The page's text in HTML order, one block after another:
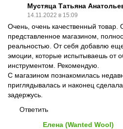
Мустяца Татьяна
14.11.2022 в 15:09
Очень, очень качественный товар.
представленное магазином,
реальностью. От себя добавлю
эмоции, которые испытываешь от
инструментом. Рекомендую.
С магазином познакомилась
приглядывалась и наконец
задержусь.
Ответить
Елена (Wanted Wool)